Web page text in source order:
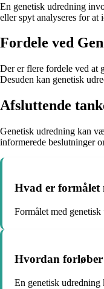
En genetisk udredning
eller spyt analyseres for at
Fordele ved
Der er flere fordele ved at
Desuden kan genetisk
Afsluttende
Genetisk udredning kan
informerede beslutninger
Hvad er formålet
Formålet med
Hvordan forløber
En genetisk